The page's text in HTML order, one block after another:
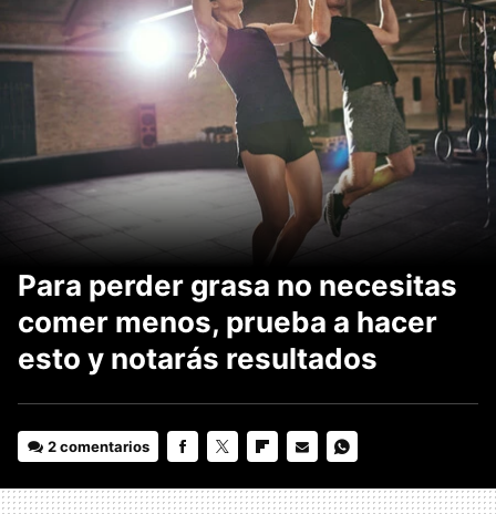
Para perder grasa no necesitas
comer menos, prueba a hacer
esto y notarás resultados
2 comentarios
MAIL